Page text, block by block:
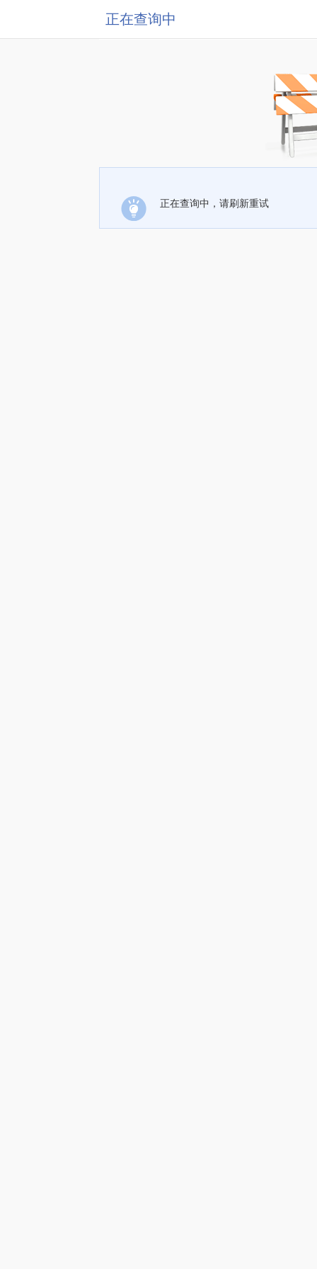
正在查询中
正在查询中，请刷新重试